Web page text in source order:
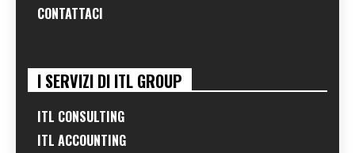
CONTATTACI
I SERVIZI DI ITL GROUP
ITL CONSULTING
ITL ACCOUNTING